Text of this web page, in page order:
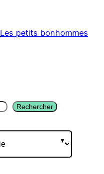
Les petits bonhommes
Rechercher